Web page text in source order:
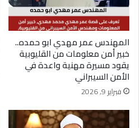
المهندس عمر مهدي ابو حمده..
خبير أمن معلومات من القليوبية
يقود مسيرة مهنية واعدة في
الأمن السيبراني
فبراير 9, 2026